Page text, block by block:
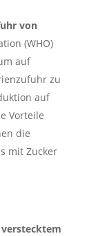
von
(WHO)
auf
zu
auf
Vorteile
die
mit Zucker